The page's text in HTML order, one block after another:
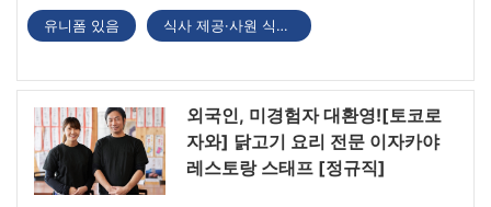
유니폼 있음 식사 제공·사원 식당 있음
외국인, 미경험자 대환영![토코로
자와] 닭고기 요리 전문 이자카야
레스토랑 스태프 [정규직]